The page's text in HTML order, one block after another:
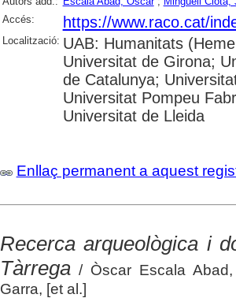
Accés:
https://www.raco.cat/
Localització: UAB: Humanitats
Universitat de Girona;
de Catalunya;
Universitat Pompeu
Universitat de Lleida
Enllaç permanent a aquest
Recerca arqueològica i
Tàrrega/ Òscar Escala Abad,
Garra, [et al.]